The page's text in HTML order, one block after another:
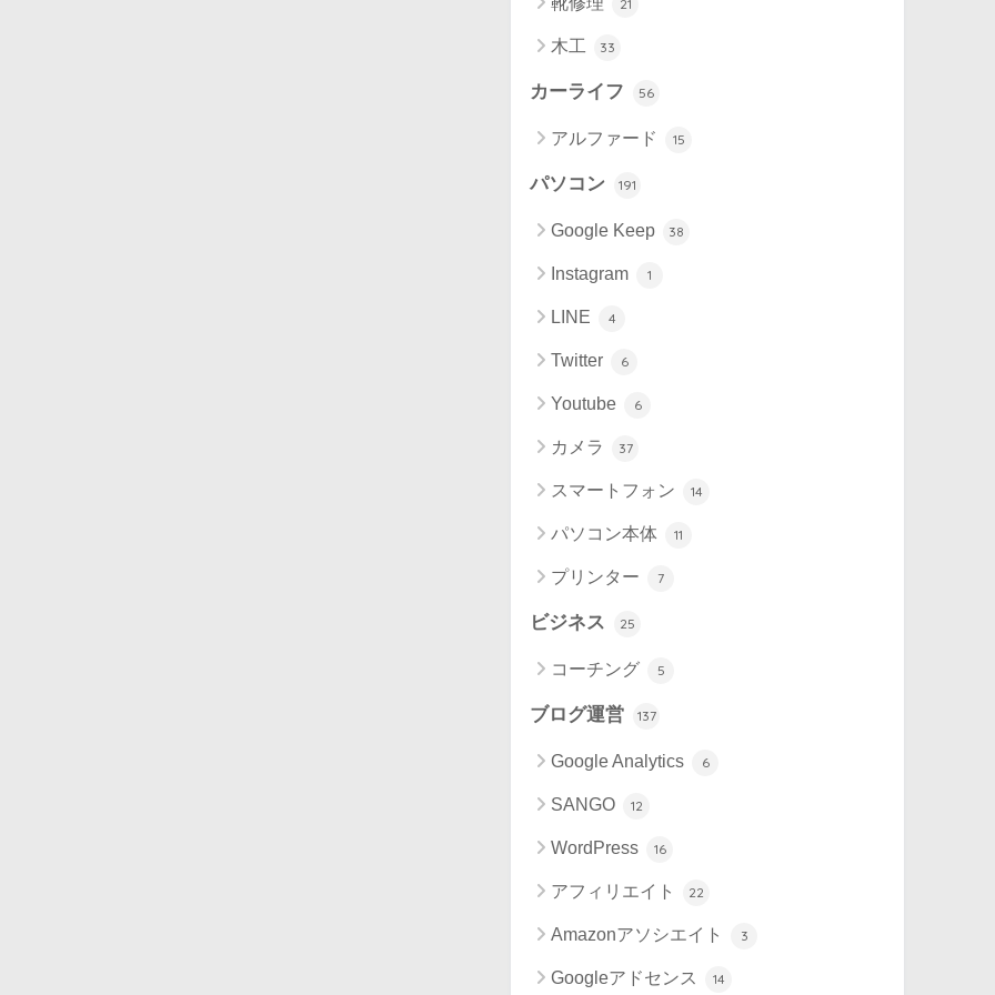
21
木工 33
カーライフ 56
アルファード 15
パソコン 191
Google Keep 38
Instagram 1
LINE 4
Twitter 6
Youtube 6
カメラ 37
スマートフォン 14
パソコン本体 11
プリンター 7
ビジネス 25
コーチング 5
ブログ運営 137
Google Analytics 6
SANGO 12
WordPress 16
アフィリエイト 22
Amazonアソシエイト 3
Googleアドセンス 14